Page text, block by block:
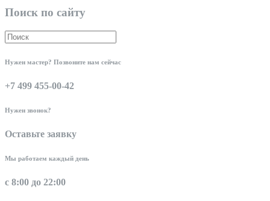
Поиск по сайту
Нужен мастер? Позвоните нам сейчас
+7 499 455-00-42
Нужен звонок?
Оставьте заявку
Мы работаем каждый день
с 8:00 до 22:00